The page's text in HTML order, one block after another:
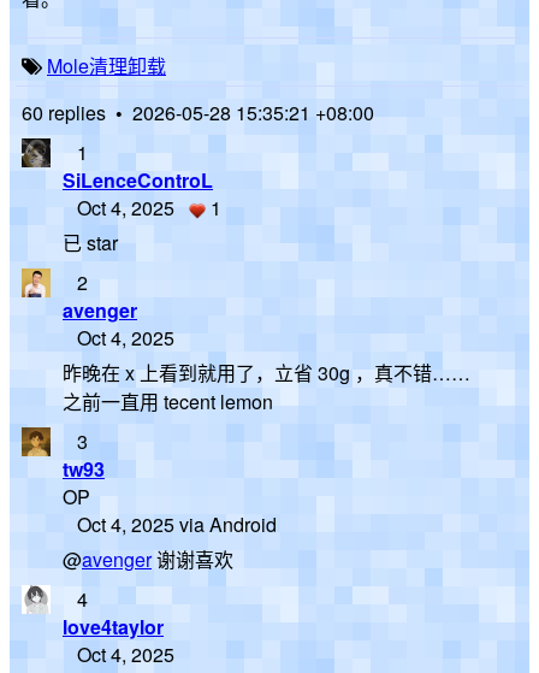
Mole清理卸载
60 replies • 2026-05-28 15:35:21 +08:00
1
SiLenceControL
Oct 4, 2025
1
已 star
2
avenger
Oct 4, 2025
昨晚在 x 上看到就用了，立省 30g ，真不错……
之前一直用 tecent lemon
3
tw93
OP
Oct 4, 2025 via Android
@avenger谢谢喜欢
4
love4taylor
Oct 4, 2025